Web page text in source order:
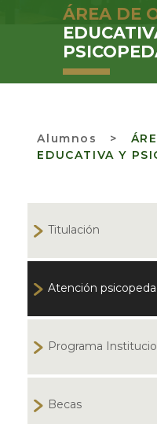
ÁREA DE
Alumnos >
EDUCATIVA Y
Titulación
Atención
Programa
Becas